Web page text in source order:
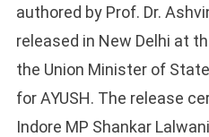
authored by Prof. Dr.
released in New Delhi at
the Union Minister of
for AYUSH. The release
Indore MP Shankar